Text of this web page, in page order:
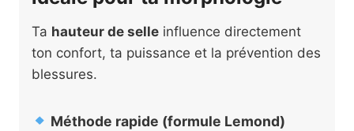
Ta hauteur de selle influence directement
ton confort, ta puissance et la prévention des
blessures.
Méthode rapide (formule Lemond)